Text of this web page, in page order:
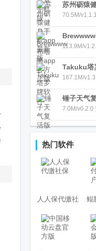
苏州砺猿
70.5M/
113.9M/
Takuku塔
167.1M/
锤子天气
7.0M/v0.2.0
热门软件
人人保代缴社
保
鲲